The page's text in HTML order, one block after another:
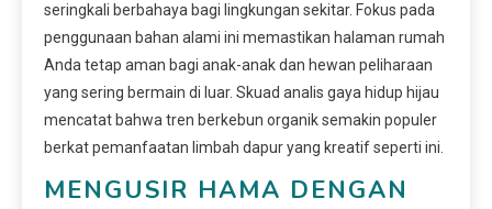
seringkali berbahaya bagi lingkungan sekitar. Fokus pada
penggunaan bahan alami ini memastikan halaman rumah
Anda tetap aman bagi anak-anak dan hewan peliharaan
yang sering bermain di luar. Skuad analis gaya hidup hijau
mencatat bahwa tren berkebun organik semakin populer
berkat pemanfaatan limbah dapur yang kreatif seperti ini.
MENGUSIR HAMA DENGAN